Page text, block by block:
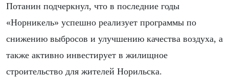
Потанин подчеркнул, что в последние годы
«Норникель» успешно реализует программы по
снижению выбросов и улучшению качества воздуха, а
также активно инвестирует в жилищное
строительство для жителей Норильска.